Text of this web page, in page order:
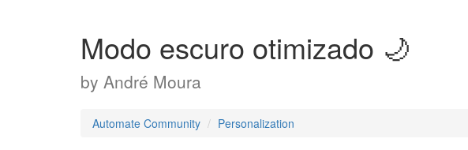
Modo escuro otimizado 🌙
by André Moura
Automate Community Personalization